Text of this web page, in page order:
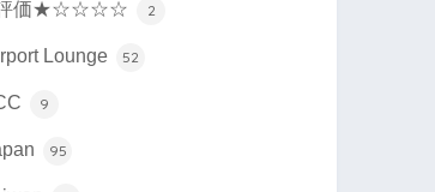
評価★☆☆☆☆ 2
Lounge 52
9
95